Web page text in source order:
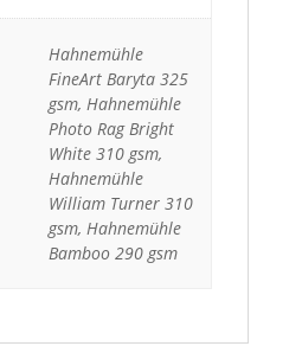
Hahnemühle
FineArt Baryta 325
gsm, Hahnemühle
Photo Rag Bright
White 310 gsm,
Hahnemühle
William Turner 310
gsm, Hahnemühle
Bamboo 290 gsm